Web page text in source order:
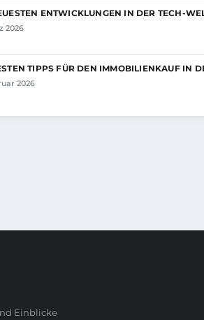
ENTWICKLUNGEN IN DER TECH-
2026
TIPPS FÜR DEN IMMOBILIENKAUF IN
2026
Einblicke